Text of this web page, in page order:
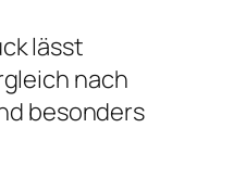
lässt
nach
besonders